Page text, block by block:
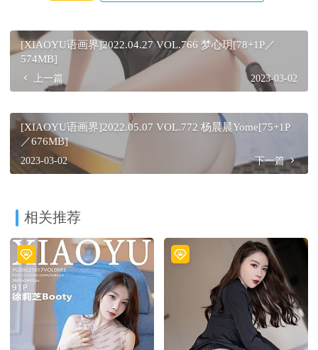
[XIAOYU语画界]2022.04.27 VOL.766 梦心玥[78+1P／
574MB]
上一篇 2023-03-02
[XIAOYU语画界]2022.05.07 VOL.772 杨晨晨Yome[75+1P
／676MB]
2023-03-02 下一篇
相关推荐